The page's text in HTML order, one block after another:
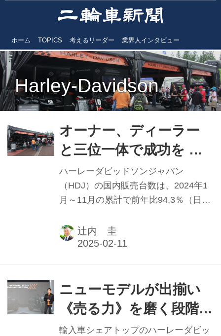
ホーム TOPICS 考えるリーダー 業界人インタビュー
Harley-Davidson
オーナー、ディーラー
と三位一体で成功を ハ
ーレーダビッドソンジ
ャパン 【2024年実績と
2025年抱負】
ハーレーダビッドソンジャパン
（HDJ）の国内販売台数は、2024年1
月～11月の累計で前年比94.3％（日本
は未確定だが、依然輸入車シェアトッ
プの座にある。先ごろ退任が発表され
ジデントであるディミトリス・ラプテ
ィス氏の談話をお送りする。本記事は
2025年1月1日発行の本紙「新年特別
号」に掲載したものです。
辻内 圭
ニューモデルが出揃い
《売る力》を磨く段階へ
ハーレーダビッドソン
輸入車シェアトップのハーレーダビッ